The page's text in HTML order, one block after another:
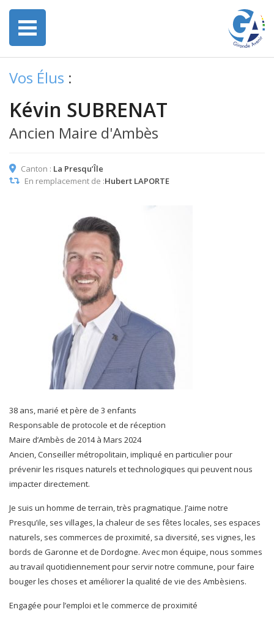
Vos Élus :
Kévin SUBRENAT
Ancien Maire d'Ambès
Canton : La Presqu’Île
En remplacement de :Hubert LAPORTE
38 ans, marié et père de 3 enfants
Responsable de protocole et de réception
Maire d’Ambès de 2014 à Mars 2024
Ancien, Conseiller métropolitain, impliqué en particulier pour
prévenir les risques naturels et technologiques qui peuvent nous
impacter directement.
Je suis un homme de terrain, très pragmatique. J’aime notre
Presqu’ile, ses villages, la chaleur de ses fêtes locales, ses espaces
naturels, ses commerces de proximité, sa diversité, ses vignes, les
bords de Garonne et de Dordogne. Avec mon équipe, nous sommes
au travail quotidiennement pour servir notre commune, pour faire
bouger les choses et améliorer la qualité de vie des Ambèsiens.
Engagée pour l’emploi et le commerce de proximité